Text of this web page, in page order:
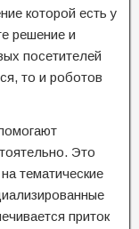
которой есть у
решение и
посетителей
то и роботов
Это
тематические
приток